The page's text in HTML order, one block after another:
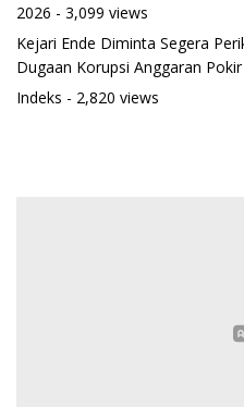
2026 - 3,099 views
Kejari Ende Diminta Segera
Dugaan Korupsi Anggaran
Indeks - 2,820 views